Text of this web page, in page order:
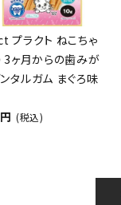
プラクト ねこちゃ
3ヶ月からの歯みが
タルガム まぐろ味
(税込)